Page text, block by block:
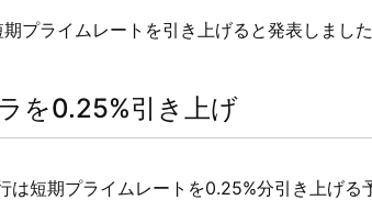
プライムレートを引き上げると発表しました
を0.25%引き上げ
短期プライムレートを0.25%分引き上げる